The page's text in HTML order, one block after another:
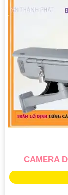
CAMERA